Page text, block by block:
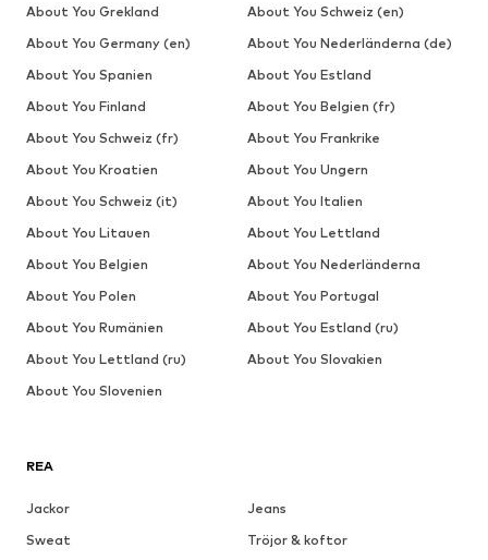
REA
Jackor
Jeans
Sweat
Tröjor & koftor
About You Grekland
About You Schweiz (en)
About You Germany (en)
About You Nederländerna (de)
About You Spanien
About You Estland
About You Finland
About You Belgien (fr)
About You Schweiz (fr)
About You Frankrike
About You Kroatien
About You Ungern
About You Schweiz (it)
About You Italien
About You Litauen
About You Lettland
About You Belgien
About You Nederländerna
About You Polen
About You Portugal
About You Rumänien
About You Estland (ru)
About You Lettland (ru)
About You Slovakien
About You Slovenien